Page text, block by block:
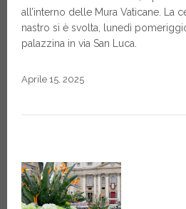
all’interno delle Mura Vaticane. La
nastro si è svolta, lunedì
palazzina in via San Luca.
Aprile 15, 2025